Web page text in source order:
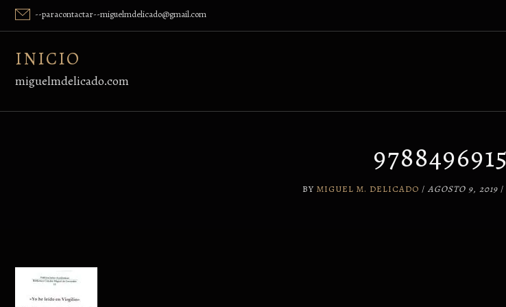
Skip
content
--paracontactar--miguelmdelicado@gmail.com
INICIO
miguelmdelicado.com
BY MIGUEL M. DELICADO / AGOSTO 9, 2019/